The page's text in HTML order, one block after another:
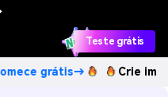
Teste grátis
Crie imagens